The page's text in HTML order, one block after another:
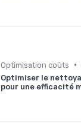
Optimisation coûts •
Optimiser le
pour une efficacité